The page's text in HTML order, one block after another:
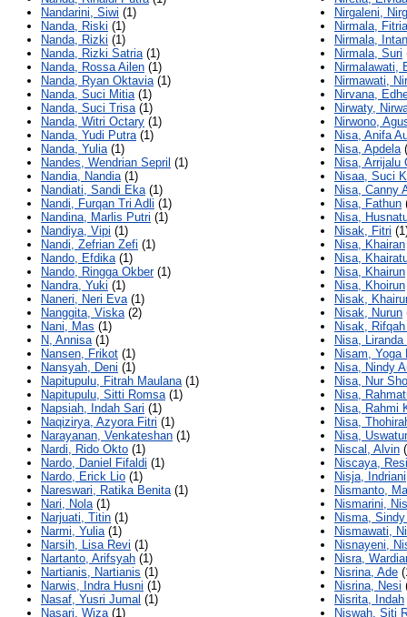
Nandarini, Siwi (1)
Nanda, Riski (1)
Nanda, Rizki (1)
Nanda, Rizki Satria(1)
Nanda, Rossa Ailen (1)
Nanda, Ryan Oktavia(1)
Nanda, Suci Mitia(1)
Nanda, Suci Trisa(1)
Nanda, Witri Octary (1)
Nanda, Yudi Putra(1)
Nanda, Yulia(1)
Nandes, Wendrian Sepril (1)
Nandia, Nandia(1)
Nandiati, Sandi Eka(1)
Nandi, Furqan Tri Adli (1)
Nandina, Marlis Putri (1)
Nandiya, Vipi (1)
Nandi, Zefrian Zefi (1)
Nando, Efdika(1)
Nando, Ringga Okber(1)
Nandra, Yuki (1)
Naneri, Neri Eva(1)
Nanggita, Viska(2)
Nani, Mas (1)
N, Annisa(1)
Nansen, Frikot (1)
Nansyah, Deni (1)
Napitupulu, Fitrah Maulana(1)
Napitupulu, Sitti Romsa(1)
Napsiah, Indah Sari (1)
Naqizirya, Azyora Fitri (1)
Narayanan, Venkateshan (1)
Nardi, Rido Okto (1)
Nardo, Daniel Fifaldi (1)
Nardo, Erick Lio (1)
Nareswari, Ratika Benita(1)
Nari, Nola(1)
Narjuati, Titin (1)
Narmi, Yulia(1)
Narsih, Lisa Revi (1)
Nartanto, Arifsyah (1)
Nartianis, Nartianis (1)
Narwis, Indra Husni (1)
Nasaf, Yusri Jumal (1)
Nasari, Wiza(1)
Nirgaleni,
Nirmala, Fitria
Nirmala, Intan
Nirmala, Suri
Nirmalawati,
Nirmawati,
Nirvana,
Nirwaty,
Nirwono,
Nisa, Anifa
Nisa, Apdela
Nisa, Arrijalu
Nisaa, Suci
Nisa, Canny
Nisa, Fathun
Nisa,
Nisak, Fitri
Nisa, Khairan
Nisa,
Nisa, Khairun
Nisa, Khoirun
Nisak,
Nisak, Nurun
Nisak,
Nisa, Liranda
Nisam, Yoga
Nisa, Nindy
Nisa, Nur
Nisa,
Nisa, Rahmi
Nisa,
Nisa,
Niscal, Alvin
Niscaya, Resi
Nisja, Indriani
Nismanto,
Nismarini,
Nisma,
Nismawati,
Nisnayeni,
Nisra,
Nisrina, Ade
Nisrina, Nesi
Nisrita, Indah
Niswah, Siti